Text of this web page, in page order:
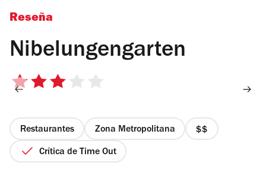
Reseña
Nibelungengarten
3
estrellas
Restaurantes Zona Metropolitana
precio
Crítica de Time Out